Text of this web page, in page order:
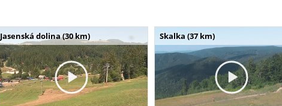
Jasenská dolina (30 km) Skalka (37 km)